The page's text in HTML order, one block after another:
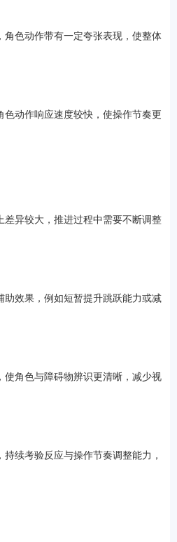
角色动作带有一定夸张表现，使整体
色动作响应速度较快，使操作节奏更
差异较大，推进过程中需要不断调整
助效果，例如短暂提升跳跃能力或减
使角色与障碍物辨识更清晰，减少视
续考验反应与操作节奏调整能力，